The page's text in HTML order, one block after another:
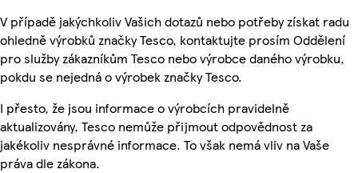
V případě jakýchkoliv Vašich dotazů nebo potřeby získat radu
ohledně výrobků značky Tesco, kontaktujte prosím Oddělení
pro služby zákazníkům Tesco nebo výrobce daného výrobku,
pokdu se nejedná o výrobek značky Tesco.
I přesto, že jsou informace o výrobcích pravidelně
aktualizovány, Tesco nemůže přijmout odpovědnost za
jakékoliv nesprávné informace. To však nemá vliv na Vaše
práva dle zákona.